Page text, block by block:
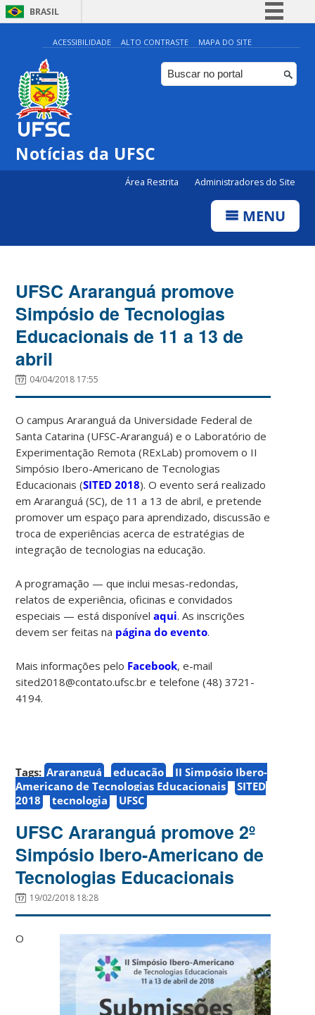
BRASIL
Simplifique!
Comunica BR
Participe
ACESSIBILIDADE ALTO CONTRASTE MAPA DO SITE
Notícias da UFSC
Área Restrita Administradores do Site
MENU
UFSC Araranguá promove
Simpósio de Tecnologias
Educacionais de 11 a 13 de
abril
04/04/2018 17:55
O campus Araranguá da Universidade Federal de
Santa Catarina (UFSC-Araranguá) e o Laboratório de
Experimentação Remota (RExLab) promovem o II
Simpósio Ibero-Americano de Tecnologias
Educacionais (SITED 2018). O evento será realizado
em Araranguá (SC), de 11 a 13 de abril, e pretende
promover um espaço para aprendizado, discussão e
troca de experiências acerca de estratégias de
integração de tecnologias na educação.
A programação — que inclui mesas-redondas,
relatos de experiência, oficinas e convidados
especiais — está disponívelaqui. As inscrições
devem ser feitas na página do evento.
Mais informações pelo Facebook, e-mail
sited2018@contato.ufsc.br e telefone (48) 3721-
4194.
Tags: Araranguá educação
II Simpósio Ibero-
Americano de Tecnologias Educacionais
SITED
2018
tecnologia UFSC
UFSC Araranguá promove 2º
Simpósio Ibero-Americano de
Tecnologias Educacionais
19/02/2018 18:28
O